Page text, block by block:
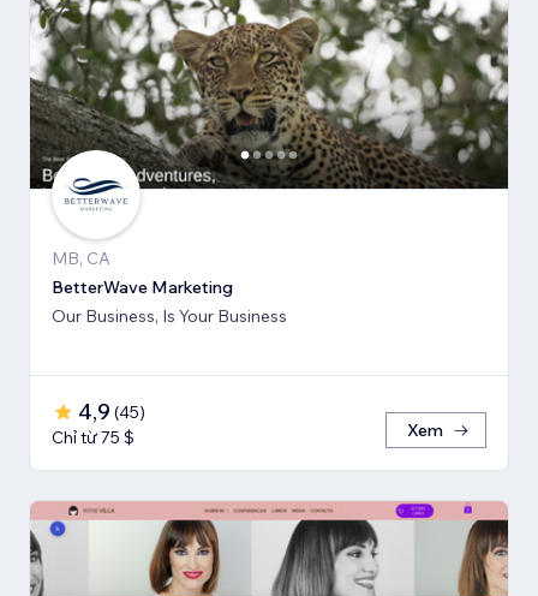
MB, CA
BetterWave Marketing
Our Business, Is Your Business
4,9 (45)
Chỉ từ 75 $
Xem